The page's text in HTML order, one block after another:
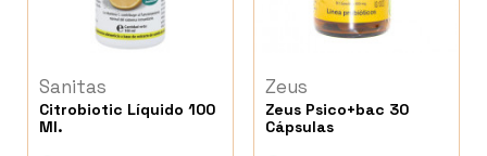
Sanitas
Citrobiotic Líquido 100
Ml.
Zeus
Zeus Psico+bac 30
Cápsulas